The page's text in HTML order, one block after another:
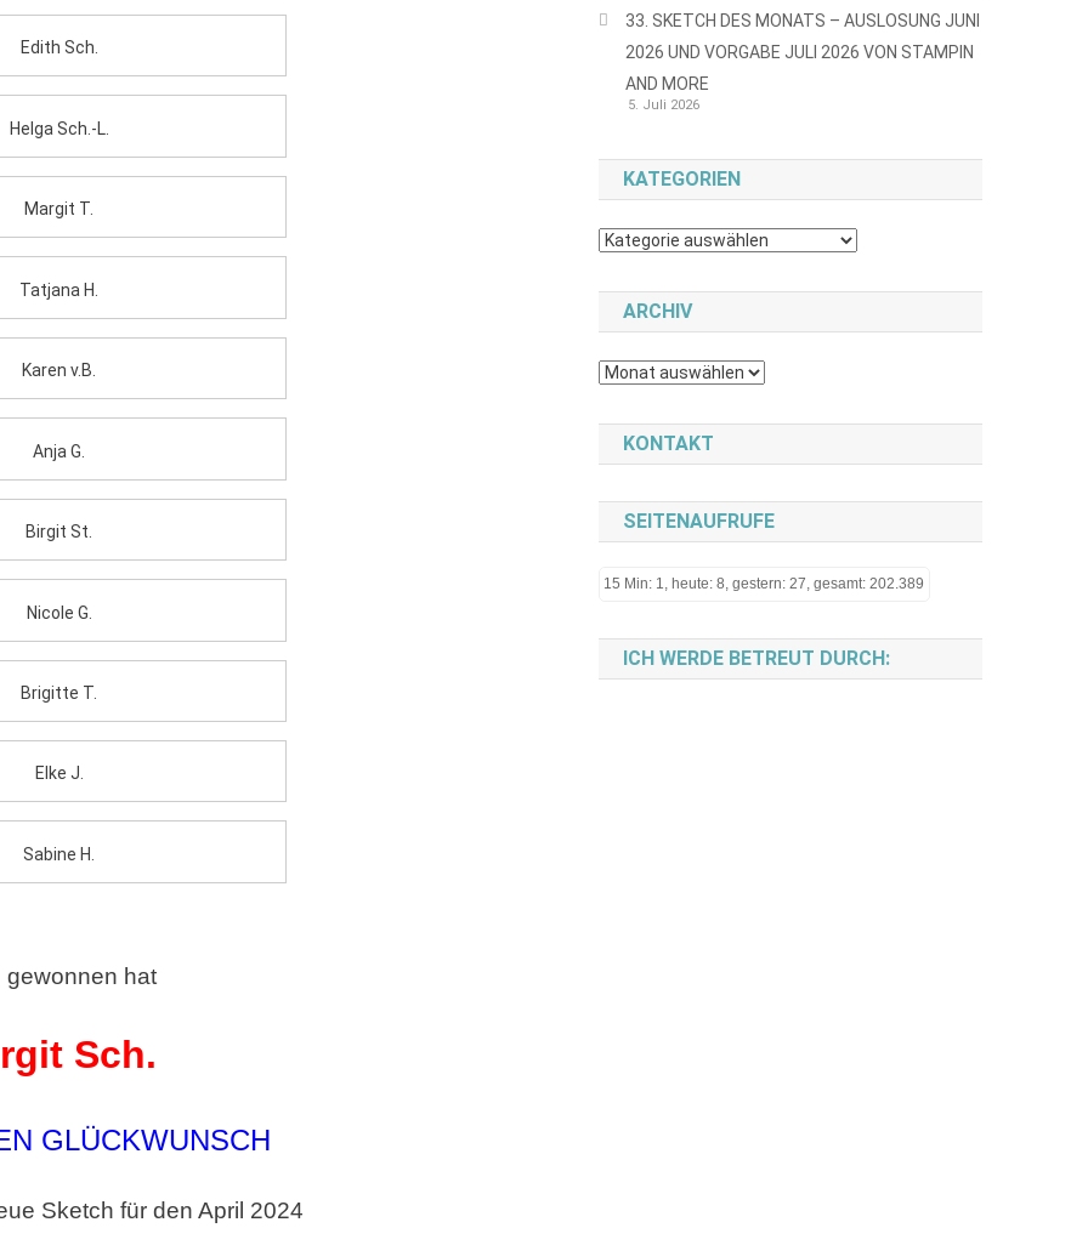
Edith Sch.
Helga Sch.-L.
Margit T.
Tatjana H.
Karen v.B.
Anja G.
Birgit St.
Nicole G.
Brigitte T.
Elke J.
Sabine H.
gewonnen hat
Sch.
GLÜCKWUNSCH
Sketch für den April 2024
33. SKETCH DES MONATS – AUSLOSUNG JUNI
2026 UND VORGABE JULI 2026 VON STAMPIN
AND MORE
5. Juli 2026
KATEGORIEN
Kategorien
ARCHIV
Archiv
KONTAKT
SEITENAUFRUFE
15 Min: 1, heute: 8, gestern: 27, gesamt: 202.389
ICH WERDE BETREUT DURCH: